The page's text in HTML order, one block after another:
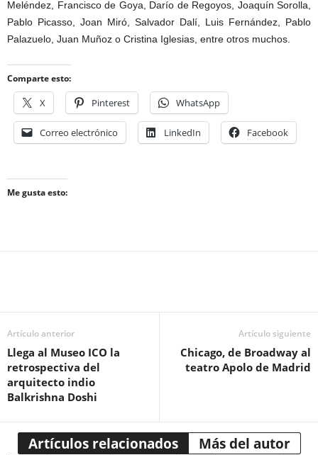
Meléndez, Francisco de Goya, Darío de Regoyos, Joaquín Sorolla,
Pablo Picasso, Joan Miró, Salvador Dalí, Luis Fernández, Pablo
Palazuelo, Juan Muñoz o Cristina Iglesias, entre otros muchos.
Comparte esto:
X Pinterest WhatsApp
Correo electrónico LinkedIn Facebook
Me gusta esto:
Artículo anterior
Llega al Museo ICO la
retrospectiva del
arquitecto indio
Balkrishna Doshi
Artículo siguiente
Chicago, de Broadway al
teatro Apolo de Madrid
Artículos relacionados Más del autor